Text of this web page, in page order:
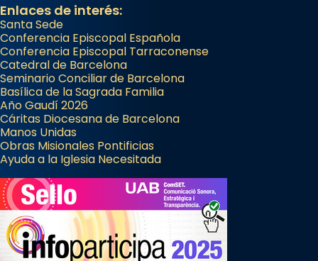
Enlaces de interés:
Santa Sede
Conferencia Episcopal Española
Conferencia Episcopal Tarraconense
Catedral de Barcelona
Seminario Conciliar de Barcelona
Basílica de la Sagrada Familia
Año Gaudí 2026
Cáritas Diocesana de Barcelona
Manos Unidas
Obras Misionales Pontificias
Ayuda a la Iglesia Necesitada